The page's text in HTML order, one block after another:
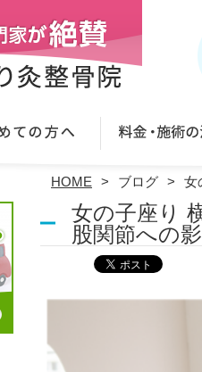
HOME ブログ 女
女の子座り
股関節への